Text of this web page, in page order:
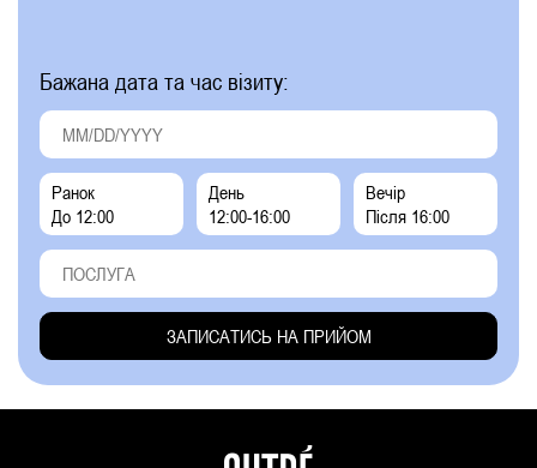
Бажана дата та час візиту:
Ранок
До 12:00
День
12:00-16:00
Вечір
Після 16:00